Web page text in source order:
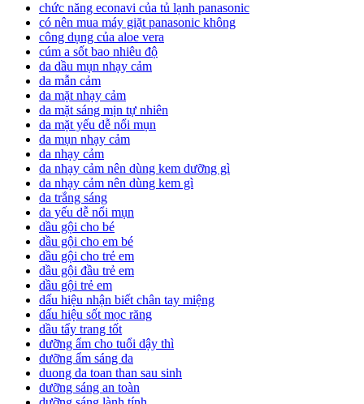
chức năng econavi của tủ lạnh panasonic
có nên mua máy giặt panasonic không
công dụng của aloe vera
cúm a sốt bao nhiêu độ
da dầu mụn nhạy cảm
da mẫn cảm
da mặt nhạy cảm
da mặt sáng mịn tự nhiên
da mặt yếu dễ nổi mụn
da mụn nhạy cảm
da nhạy cảm
da nhạy cảm nên dùng kem dưỡng gì
da nhạy cảm nên dùng kem gì
da trắng sáng
da yếu dễ nổi mụn
dầu gội cho bé
dầu gội cho em bé
dầu gội cho trẻ em
dầu gội đầu trẻ em
dầu gội trẻ em
dấu hiệu nhận biết chân tay miệng
dấu hiệu sốt mọc răng
dầu tẩy trang tốt
dưỡng ẩm cho tuổi dậy thì
dưỡng ẩm sáng da
duong da toan than sau sinh
dưỡng sáng an toàn